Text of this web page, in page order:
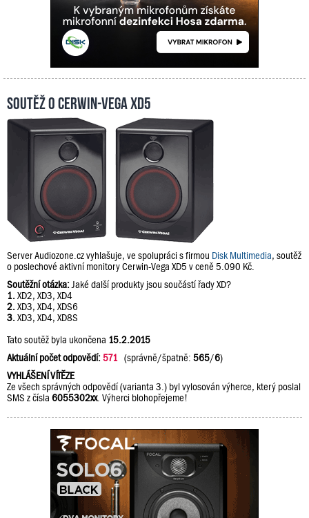
Soutěž o Cerwin-Vega XD5
Server Audiozone.cz vyhlašuje, ve spolupráci s firmou Disk Multimedia, soutěž
o poslechové aktivní monitory Cerwin-Vega XD5 v ceně 5.090 Kč.
Soutěžní otázka: Jaké další produkty jsou součástí řady XD?
1. XD2, XD3, XD4
2. XD3, XD4, XDS6
3. XD3, XD4, XD8S
Tato soutěž byla ukončena 15.2.2015
Aktuální počet odpovědí:571 (správně/špatně: 565/6)
VYHLÁŠENÍ VÍTĚZE
Ze všech správných odpovědí (varianta 3.) byl vylosován výherce, který poslal
SMS z čísla 6055302xx. Výherci blohopřejeme!